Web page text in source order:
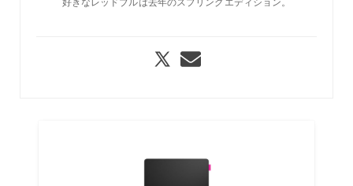
好きなレッドブルは去年のスプリングエディション。